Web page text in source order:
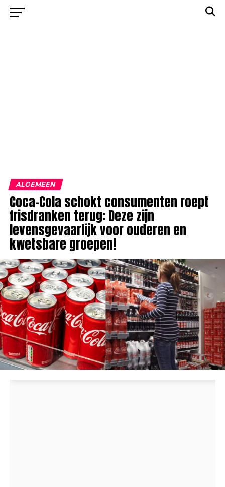
ALGEMEEN
Coca-Cola schokt consumenten roept
frisdranken terug: Deze zijn
levensgevaarlijk voor ouderen en
kwetsbare groepen!